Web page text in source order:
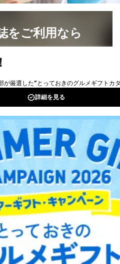
は、保有個人データの本人ま
削除）、利用停止等（「利用
者への提供の停止」）の求め
ログインしていただくこと
ていただくことが出来ま
だけない方、その他の方に
ください。 また、ご登録い
市町村などの名称および郵便
いはクレジットカードの有効
ご請求を行う上で支障がある
は、当社が登録情報を変更さ
す。
、提出していただく書面等
電子メールにて下記までお申
求めに際して提出していただ
際にご案内いたします。
ービス 個人情報問い合わせ
土、日、祝、年末年始休業）
をご利用なら
で読み放題！
FOR IOS
FOR ANDROID
法はこちら
案内
採用情報
お問い合わせ